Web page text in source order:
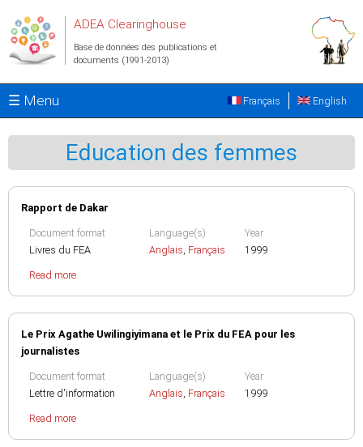
ADEA Clearinghouse
Base de données des publications et
documents (1991-2013)
☰ Menu English
Français
Education des femmes
Rapport de Dakar
Document format
Livres du FEA
Language(s)
Anglais, Français
Year
1999
Read more
Le Prix Agathe Uwilingiyimana et le Prix du FEA pour les
journalistes
Document format
Lettre d'information
Language(s)
Anglais, Français
Year
1999
Read more